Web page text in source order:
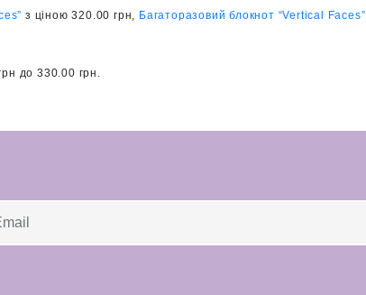
з ціною 320.00 грн, Багаторазовий блокнот “Vertical Faces”
до 330.00 грн.